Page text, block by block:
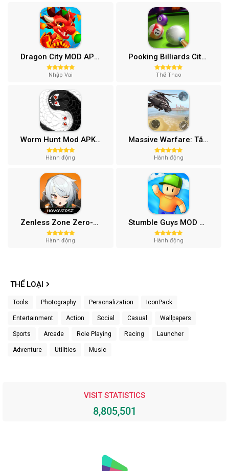
Dragon City MOD APK (One Hit, Tiền/99 999 Gems 2024) v24.7.2
Nhập Vai
Pooking Billiards City MOD APK (Menu, Full Tiền, Đường Kẻ) v3.0.84
Thể Thao
Worm Hunt Mod APK (Vô hạn tiền) v3.9.5
Hành động
Massive Warfare: Tăng chiến Mod APK v1.81.432
Hành động
Zenless Zone Zero-Gamota Mod APK 1.0.0
Hành động
Stumble Guys MOD APK (Unlocked All, Mega Menu) v0.74.1
Hành động
THỂ LOẠI
Tools Photography Personalization IconPack
Entertainment Action Social Casual Wallpapers
Sports Arcade Role Playing Racing Launcher
Adventure Utilities Music
VISIT STATISTICS
8,805,501